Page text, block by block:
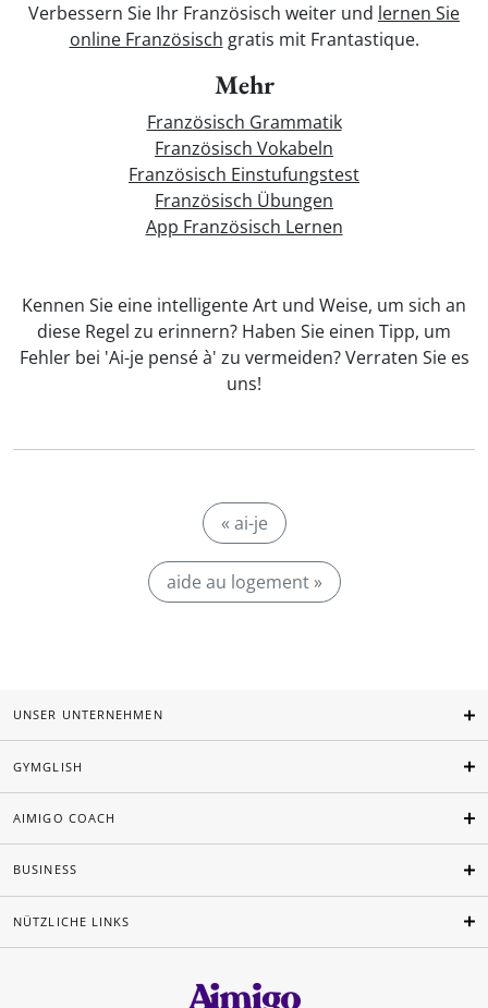
Verbessern Sie Ihr Französisch weiter und lernen Sie
online Französisch gratis mit Frantastique.
Mehr
Französisch Grammatik
Französisch Vokabeln
Französisch Einstufungstest
Französisch Übungen
App Französisch Lernen
Kennen Sie eine intelligente Art und Weise, um sich an
diese Regel zu erinnern? Haben Sie einen Tipp, um
Fehler bei 'Ai-je pensé à' zu vermeiden? Verraten Sie es
uns!
« ai-je
aide au logement »
UNSER UNTERNEHMEN
GYMGLISH
AIMIGO COACH
BUSINESS
NÜTZLICHE LINKS